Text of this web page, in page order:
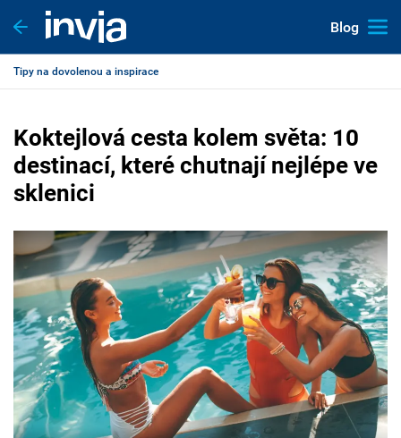
Blog
Tipy na dovolenou a inspirace
Koktejlová cesta kolem světa: 10
destinací, které chutnají nejlépe ve
sklenici